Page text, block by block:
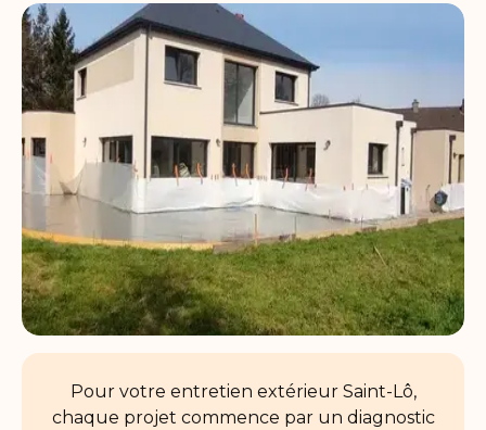
Pour votre entretien extérieur Saint-Lô,
chaque projet commence par un diagnostic